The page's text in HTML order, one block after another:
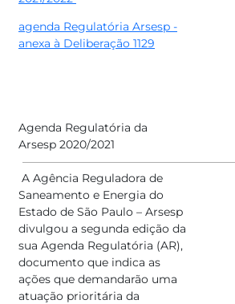
agenda Regulatória Arsesp -
anexa à Deliberação 1129
Agenda Regulatória da
Arsesp 2020/2021
A Agência Reguladora de
Saneamento e Energia do
Estado de São Paulo – Arsesp
divulgou a segunda edição da
sua Agenda Regulatória (AR),
documento que indica as
ações que demandarão uma
atuação prioritária da